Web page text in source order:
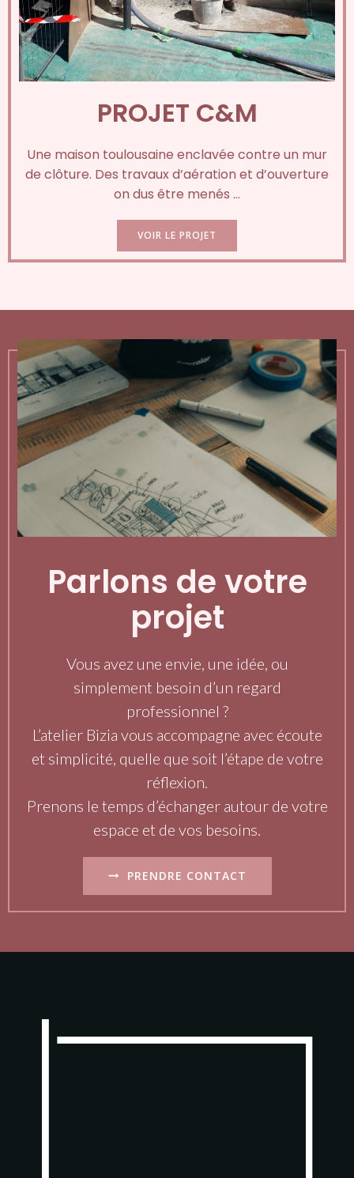
PROJET C&M
Une maison toulousaine enclavée contre un mur
de clôture. Des travaux d’aération et d’ouverture
on dus être menés …
VOIR LE PROJET
Parlons de votre
projet
Vous avez une envie, une idée, ou
simplement besoin d’un regard
professionnel ?
L’atelier Bizia vous accompagne avec écoute
et simplicité, quelle que soit l’étape de votre
réflexion.
Prenons le temps d’échanger autour de votre
espace et de vos besoins.
PRENDRE CONTACT